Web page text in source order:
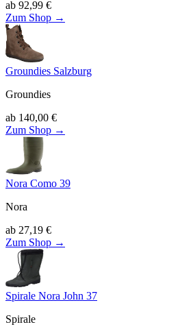
ab 92,99 €
Zum Shop →
Groundies Salzburg
Groundies
ab 140,00 €
Zum Shop →
Nora Como 39
Nora
ab 27,19 €
Zum Shop →
Spirale Nora John 37
Spirale